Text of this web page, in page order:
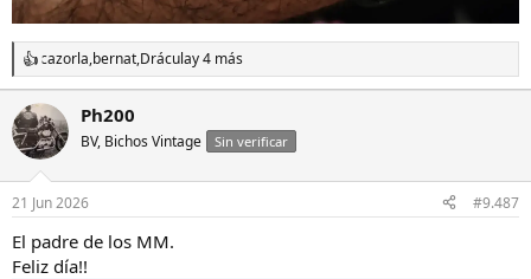
R
e
a
c
c
o
n
e
s
cazorla,bernat,Dráculay 4 más
Ph200
BV, Bichos Vintage Sin verificar
21 Jun 2026 #9.487
El padre de los MM.
Feliz día!!